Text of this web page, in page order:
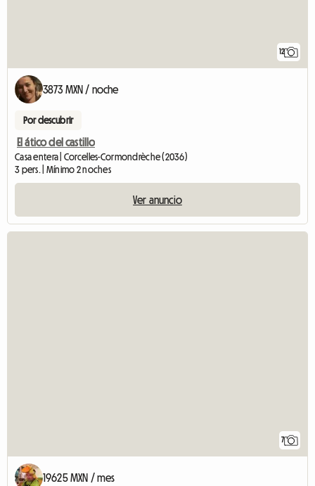
12
3873 MXN / noche
Por descubrir
El ático del castillo
Casa entera | Corcelles-Cormondrèche (2036)
3 pers. | Mínimo 2 noches
Ver anuncio
7
19625 MXN / mes